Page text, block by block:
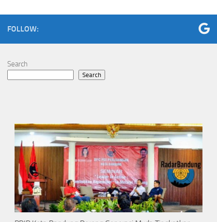
FOLLOW:
Search
Search